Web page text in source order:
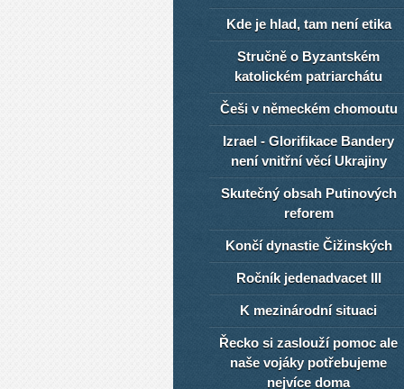
Kde je hlad, tam není etika
Stručně o Byzantském
katolickém patriarchátu
Češi v německém chomoutu
Izrael - Glorifikace Bandery
není vnitřní věcí Ukrajiny
Skutečný obsah Putinových
reforem
Končí dynastie Čižinských
Ročník jedenadvacet III
K mezinárodní situaci
Řecko si zaslouží pomoc ale
naše vojáky potřebujeme
nejvíce doma